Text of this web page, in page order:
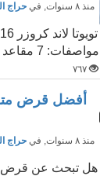
منذ ٨ سنوات , فيحراج
مواصفات: 7 مقاعد قدرة الجلود بالكامل، 3-الصفوف، مع فتحة سقف الخارج...
٧٦٧
أفضل قرض
منذ ٨ سنوات , فيحراج
هل تبحث عن قرض